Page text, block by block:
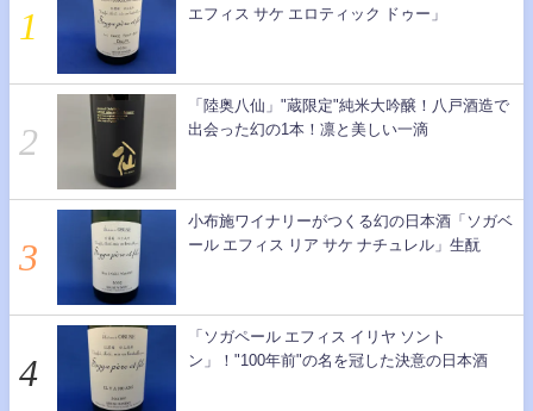
エフィス サケ エロティック ドゥー」
「陸奥八仙」"蔵限定"純米大吟醸！八戸酒造で
出会った幻の1本！凛と美しい一滴
小布施ワイナリーがつくる幻の日本酒「ソガベ
ール エフィス リア サケ ナチュレル」生酛
「ソガペール エフィス イリヤ ソント
ン」！"100年前"の名を冠した決意の日本酒